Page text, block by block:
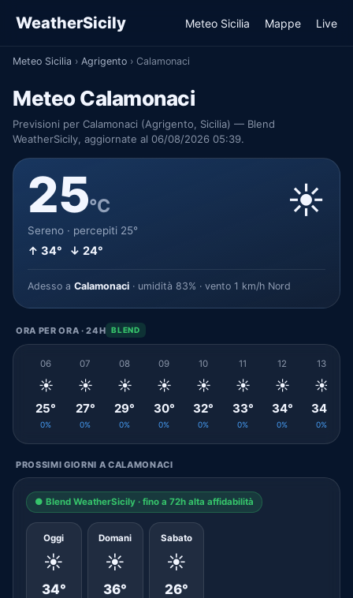
WeatherSicily Meteo Sicilia Mappe Live
Meteo Sicilia › Agrigento › Calamonaci
Meteo Calamonaci
Previsioni per Calamonaci (Agrigento, Sicilia) — Blend
WeatherSicily, aggiornate al 06/08/2026 05:39.
25°C
Sereno · percepiti 25°
↑ 34° ↓ 24°
☀️
Adesso a Calamonaci · umidità 83% · vento 1 km/h Nord
ORA PER ORA · 24H BLEND
06
☀️
25°
0%
07
☀️
27°
0%
08
☀️
29°
0%
09
☀️
30°
0%
10
☀️
32°
0%
11
☀️
33°
0%
12
☀️
34°
0%
13
☀️
34°
0%
PROSSIMI GIORNI A CALAMONACI
● Blend WeatherSicily · fino a 72h alta affidabilità
Oggi
☀️
34°
Domani
☀️
36°
Sabato
☀️
26°